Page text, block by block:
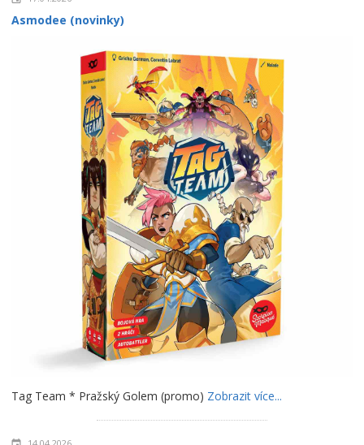
Asmodee (novinky)
Tag Team * Pražský Golem (promo) Zobrazit více...